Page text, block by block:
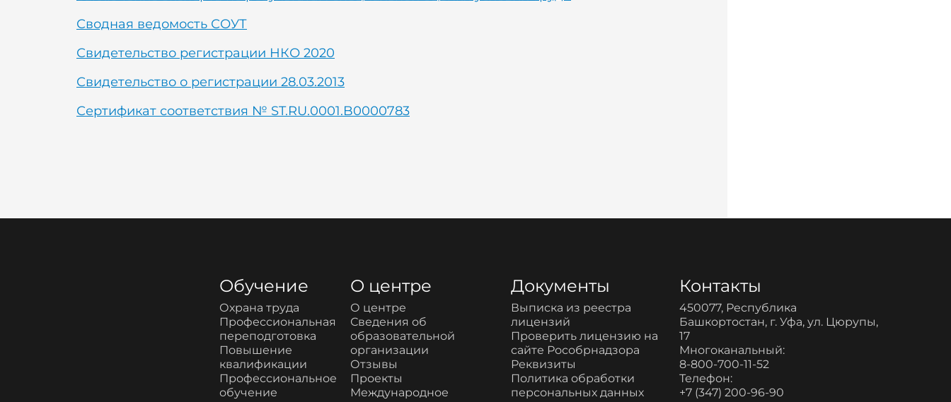
Сводная ведомость СОУТ
Свидетельство регистрации НКО 2020
Свидетельство о регистрации 28.03.2013
Сертификат соответствия № ST.RU.0001.B0000783
Обучение
Охрана труда
Профессиональная
переподготовка
Повышение
квалификации
Профессиональное
обучение
О центре
О центре
Сведения об
образовательной
организации
Отзывы
Проекты
Международное
Документы
Выписка из реестра
лицензий
Проверить лицензию на
сайте Рособрнадзора
Реквизиты
Политика обработки
персональных данных
Контакты
450077, Республика
Башкортостан, г. Уфа, ул. Цюрупы,
17
Многоканальный:
8-800-700-11-52
Телефон:
+7 (347) 200-96-90